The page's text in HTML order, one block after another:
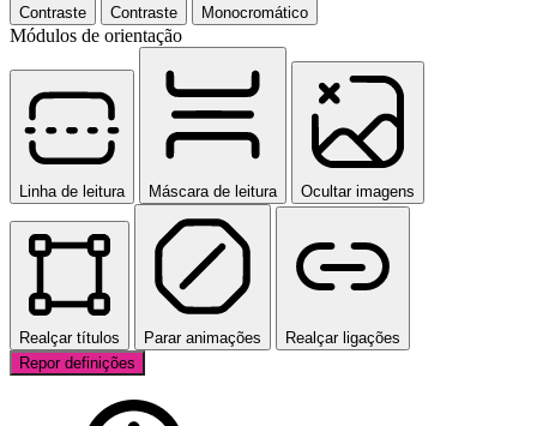
Contraste Contraste Monocromático
Módulos de orientação
Linha de leitura Máscara de leitura Ocultar imagens
Realçar títulos Parar animações
Realçar ligações
Repor definições